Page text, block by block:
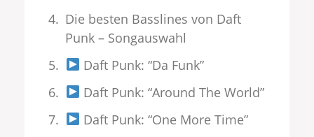
Die besten Basslines von Daft
Punk – Songauswahl
Daft Punk: “Da Funk”
Daft Punk: “Around The World”
Daft Punk: “One More Time”